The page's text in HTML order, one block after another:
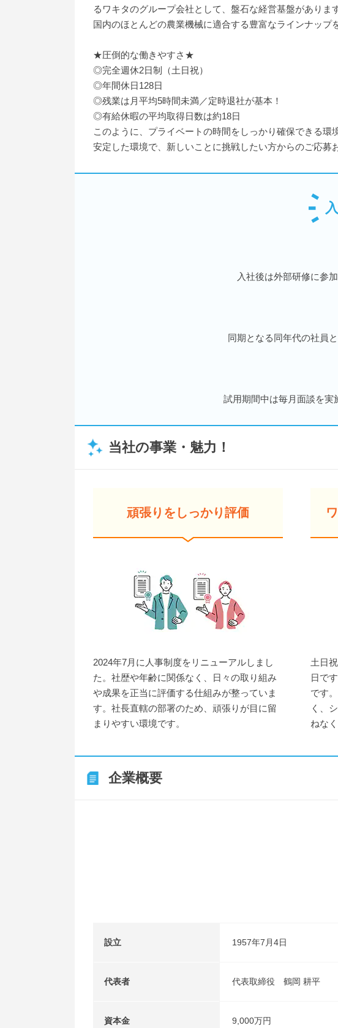
るワキタのグループ会社として、盤石な経営基盤があります
国内のほとんどの農業機械に適合する豊富なラインナップ
★圧倒的な働きやすさ★
◎完全週休2日制（土日祝）
◎年間休日128日
◎残業は月平均5時間未満／定時退社が基本！
◎有給休暇の平均取得日数は約18日
このように、プライベートの時間をしっかり確保できる環
安定した環境で、新しいことに挑戦したい方からのご応募
入社後は外部研修に参
同期となる同年代の社員
試用期間中は毎月面談を実
当社の事業・魅力！
頑張りをしっかり評価
2024年7月に人事制度をリニューアルしまし
た。社歴や年齢に関係なく、日々の取り組み
や成果を正当に評価する仕組みが整っていま
す。社長直轄の部署のため、頑張りが目に留
まりやすい環境です。
土日
日で
です
く、
ねな
企業概要
設立 1957年7月4日
代表者 代表取締役 鶴岡 耕平
資本金 9,000万円